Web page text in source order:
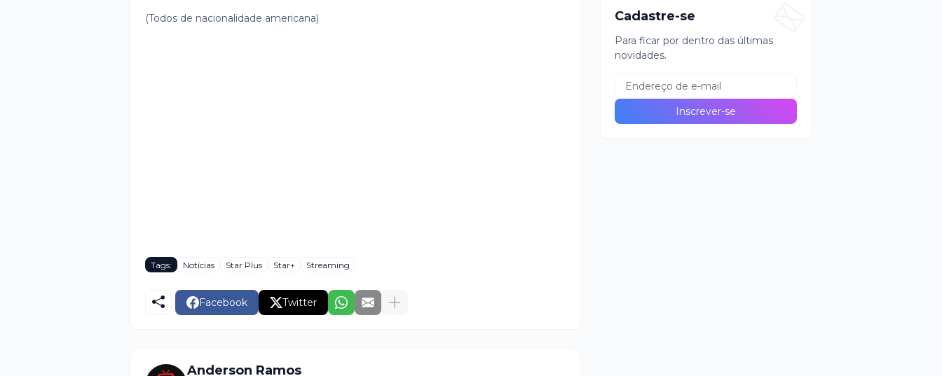
(Todos de nacionalidade americana)
Tags: Notícias Star Plus Star+ Streaming
Facebook Twitter
Anderson Ramos
Cadastre-se
Para ficar por dentro das últimas
novidades.